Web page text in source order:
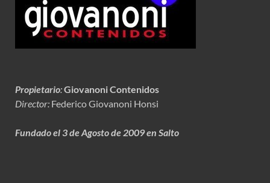
Propietario:Giovanoni Contenidos
Director: Federico Giovanoni Honsi
Fundado el 3 de Agosto de 2009 en Salto